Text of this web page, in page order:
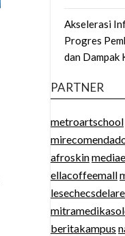
Akselerasi
Progres
dan
PARTNER
metroartschool
afroskin
ellacoffeemall
beritakampus